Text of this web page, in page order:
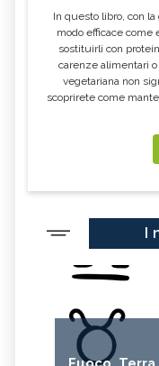
In questo libro, con
modo efficace come
sostituirli con
carenze alimentari
vegetariana non
scoprirete come